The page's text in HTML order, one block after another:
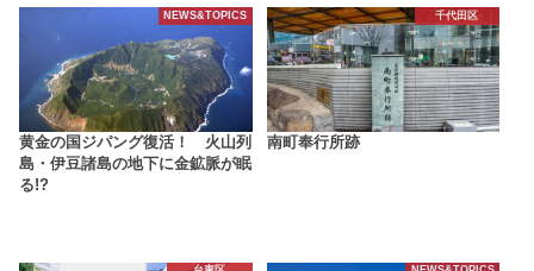
NEWS&TOPICS
黄金の国ジパング復活！ 火山列
島・伊豆諸島の地下に金鉱脈が眠
る!?
千代田区
南町奉行所跡